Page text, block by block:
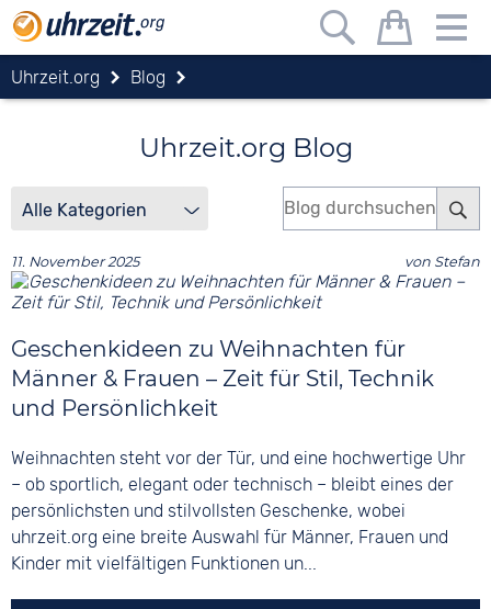
Uhrzeit.org Blog
Uhrzeit.org Blog
11. November 2025 von Stefan
Geschenkideen zu Weihnachten für
Männer & Frauen – Zeit für Stil, Technik
und Persönlichkeit
Weihnachten steht vor der Tür, und eine hochwertige Uhr
– ob sportlich, elegant oder technisch – bleibt eines der
persönlichsten und stilvollsten Geschenke, wobei
uhrzeit.org eine breite Auswahl für Männer, Frauen und
Kinder mit vielfältigen Funktionen un...